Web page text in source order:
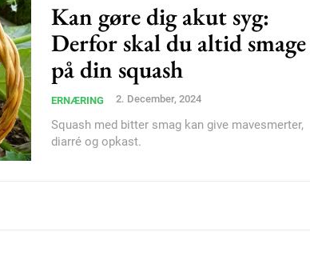
Nullam eu erat
Donec quis est ac felis
Orci varius natoque
YEARLY PRICING
Kan gøre dig akut syg:
Derfor skal du altid smage
på din squash
ERNÆRING 2. December, 2024
Squash med bitter smag kan give mavesmerter,
diarré og opkast.